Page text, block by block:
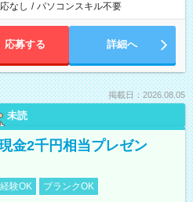
なし / パソコンスキル不要
応募する 詳細へ
掲載日：2026.08.05
未読
金2千円相当プレゼン
験OK
ブランクOK